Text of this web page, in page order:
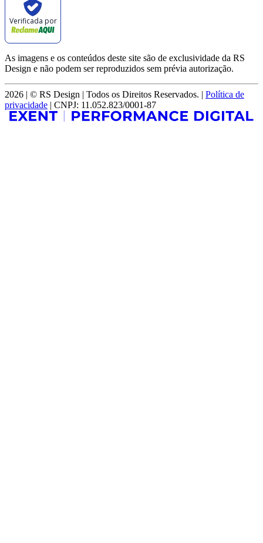
Verificada por
As imagens e os conteúdos deste site são de exclusividade da RS
Design e não podem ser reproduzidos sem prévia autorização.
2026 | © RS Design | Todos os Direitos Reservados. | Política de
privacidade | CNPJ: 11.052.823/0001-87